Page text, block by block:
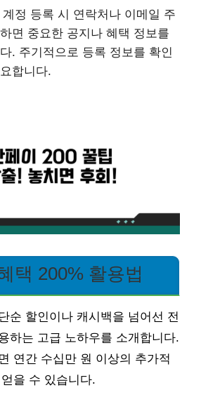
계정 등록 시 연락처나 이메일 주
면 중요한 공지나 혜택 정보를
. 주기적으로 등록 정보를 확인
합니다.
택 200% 활용법
순 할인이나 캐시백을 넘어선 전
하는 고급 노하우를 소개합니다.
연간 수십만 원 이상의 추가적
을 수 있습니다.